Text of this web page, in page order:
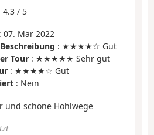
4.3 / 5
: 07. Mär 2022
: ★★★★☆ Gut
Tour : ★★★★★ Sehr gut
: ★★★★☆ Gut
: Nein
und schöne Hohlwege